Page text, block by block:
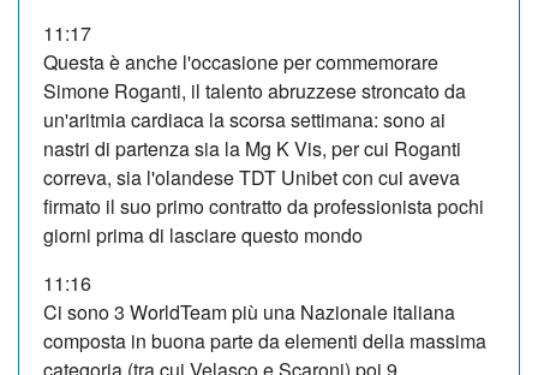
11:17
Questa è anche l'occasione per commemorare
Simone Roganti, il talento abruzzese stroncato da
un'aritmia cardiaca la scorsa settimana: sono ai
nastri di partenza sia la Mg K Vis, per cui Roganti
correva, sia l'olandese TDT Unibet con cui aveva
firmato il suo primo contratto da professionista pochi
giorni prima di lasciare questo mondo
11:16
Ci sono 3 WorldTeam più una Nazionale italiana
composta in buona parte da elementi della massima
categoria (tra cui Velasco e Scaroni) poi 9